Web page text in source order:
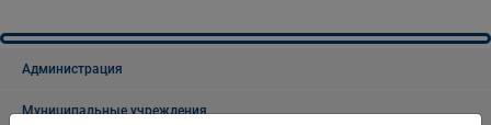
Администрация
Муниципальные учреждения